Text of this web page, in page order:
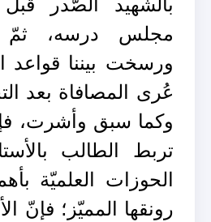
بالشّهيد الصّدر
مجلس درسه، ثمّ
ورسخت بيننا قواعد
عُرى المصافاة بعد
وكما سبق وأشرت،
تربط الطالب
الحوزات العلميّة
رونقها المميّز؛ فإنّ